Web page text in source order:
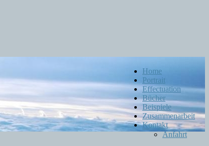
Menü
Home
Portrait
Effectuation
Bücher
Beispiele
Zusammenarbeit
Kontakt
Anfahrt